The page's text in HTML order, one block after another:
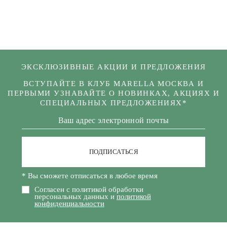
ЭКСКЛЮЗИВНЫЕ АКЦИИ И ПРЕДЛОЖЕНИЯ
ВСТУПАЙТЕ В КЛУБ MARELLA МОСКВА И
ПЕРВЫМИ УЗНАВАЙТЕ О НОВИНКАХ, АКЦИЯХ И
СПЕЦИАЛЬНЫХ ПРЕДЛОЖЕНИЯХ*
ПОДПИСАТЬСЯ
Согласен с политикой обработки
персональных данных и политикой
конфиденциальности
* Вы сможете отписаться в любое время